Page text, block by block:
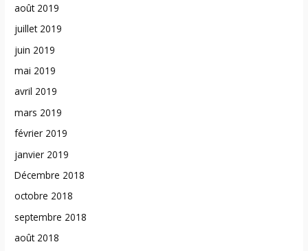
août 2019
juillet 2019
juin 2019
mai 2019
avril 2019
mars 2019
février 2019
janvier 2019
Décembre 2018
octobre 2018
septembre 2018
août 2018